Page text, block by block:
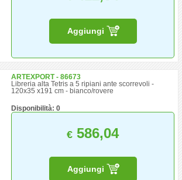
Aggiungi
ARTEXPORT - 86673
Libreria alta Tetris a 5 ripiani ante scorrevoli -
120x35 x191 cm - bianco/rovere
Disponibilità: 0
€ 586,04
Aggiungi